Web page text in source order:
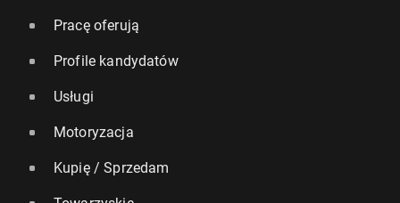
Pracę oferują
Profile kandydatów
Usługi
Motoryzacja
Kupię / Sprzedam